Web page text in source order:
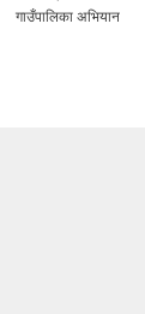
गाउँपालिका अभियान